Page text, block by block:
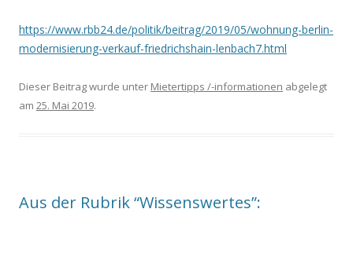
https://www.rbb24.de/politik/beitrag/2019/05/wohnung-berlin-
modernisierung-verkauf-friedrichshain-lenbach7.html
Dieser Beitrag wurde unter Mietertipps /-informationen abgelegt
am 25. Mai 2019.
Aus der Rubrik “Wissenswertes”: